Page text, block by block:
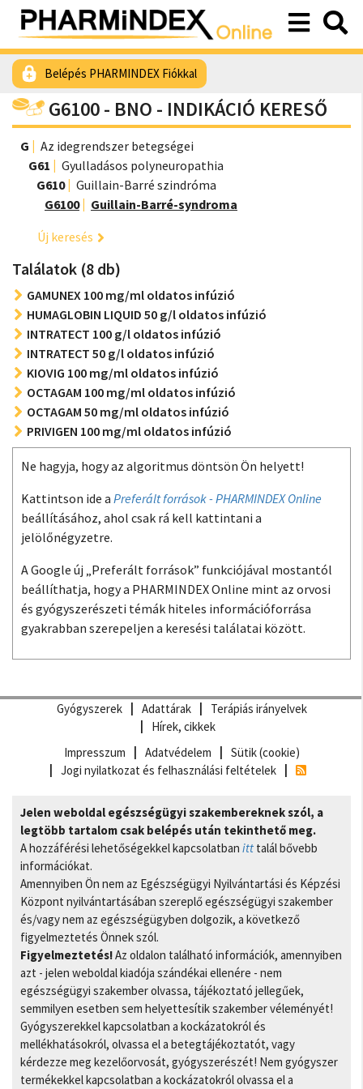
Belépés PHARMINDEX Fiókkal
G6100 - BNO - INDIKÁCIÓ KERESŐ
G
Az idegrendszer betegségei
G61
Gyulladásos polyneuropathia
G610
Guillain-Barré szindróma
G6100
Guillain-Barré-syndroma
Új keresés
Találatok (8 db)
GAMUNEX 100 mg/ml oldatos infúzió
HUMAGLOBIN LIQUID 50 g/l oldatos infúzió
INTRATECT 100 g/l oldatos infúzió
INTRATECT 50 g/l oldatos infúzió
KIOVIG 100 mg/ml oldatos infúzió
OCTAGAM 100 mg/ml oldatos infúzió
OCTAGAM 50 mg/ml oldatos infúzió
PRIVIGEN 100 mg/ml oldatos infúzió
Ne hagyja, hogy az algoritmus döntsön Ön helyett!
Kattintson ide a Preferált források - PHARMINDEX Online
beállításához, ahol csak rá kell kattintani a
jelölőnégyzetre.
A Google új „Preferált források” funkciójával mostantól
beállíthatja, hogy a PHARMINDEX Online mint az orvosi
és gyógyszerészeti témák hiteles információforrása
gyakrabban szerepeljen a keresési találatai között.
Gyógyszerek Adattárak
Terápiás irányelvek
Hírek, cikkek
Impresszum
Adatvédelem
Sütik (cookie)
Jogi nyilatkozat és felhasználási feltételek
Jelen weboldal egészségügyi szakembereknek szól, a
legtöbb tartalom csak belépés után tekinthető meg.
A hozzáférési lehetőségekkel kapcsolatban itt talál bővebb
információkat.
Amennyiben Ön nem az Egészségügyi Nyilvántartási és Képzési
Központ nyilvántartásában szereplő egészségügyi szakember
és/vagy nem az egészségügyben dolgozik, a következő
figyelmeztetés Önnek szól.
Figyelmeztetés!Az oldalon található információk, amennyiben
azt - jelen weboldal kiadója szándékai ellenére - nem
egészségügyi szakember olvassa, tájékoztató jellegűek,
semmilyen esetben sem helyettesítik szakember véleményét!
Gyógyszerekkel kapcsolatban a kockázatokról és
mellékhatásokról, olvassa el a betegtájékoztatót, vagy
kérdezze meg kezelőorvosát, gyógyszerészét! Nem gyógyszer
termékekkel kapcsolatban a kockázatokról olvassa el a